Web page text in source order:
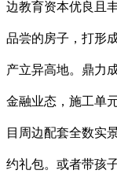
边教育资本优良且
品尝的房子，打形
产立异高地。鼎力
金融业态，施工单
目周边配套全数实
约礼包。或者带孩